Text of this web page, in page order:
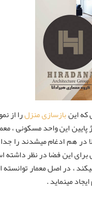
که اینبازسازی منزلرا از
این واحد مسکونی ،
در هم ادغام میشدند را
برای این فضا در نظر
، در اصل معمار
مینماید .